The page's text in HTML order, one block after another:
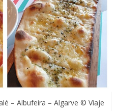
– Albufeira – Algarve © Viaje